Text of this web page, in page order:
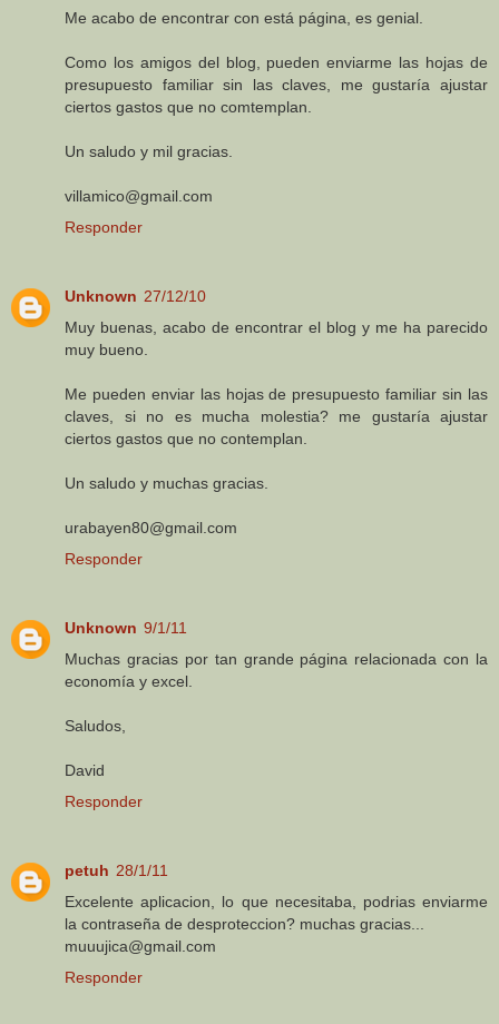
Me acabo de encontrar con está página, es genial.
Como los amigos del blog, pueden enviarme las hojas de
presupuesto familiar sin las claves, me gustaría ajustar
ciertos gastos que no comtemplan.
Un saludo y mil gracias.
villamico@gmail.com
Responder
Unknown 27/12/10
Muy buenas, acabo de encontrar el blog y me ha parecido
muy bueno.
Me pueden enviar las hojas de presupuesto familiar sin las
claves, si no es mucha molestia? me gustaría ajustar
ciertos gastos que no contemplan.
Un saludo y muchas gracias.
urabayen80@gmail.com
Responder
Unknown 9/1/11
Muchas gracias por tan grande página relacionada con la
economía y excel.
Saludos,
David
Responder
petuh 28/1/11
Excelente aplicacion, lo que necesitaba, podrias enviarme
la contraseña de desproteccion? muchas gracias...
muuujica@gmail.com
Responder